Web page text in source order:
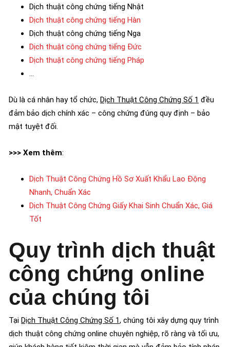
Dịch thuật công chứng tiếng Nhật
Dịch thuật công chứng tiếng Hàn
Dịch thuật công chứng tiếng Nga
Dịch thuật công chứng tiếng Đức
Dịch thuật công chứng tiếng Pháp
…
Dù là cá nhân hay tổ chức, Dịch Thuật Công Chứng Số 1 đều
đảm bảo dịch chính xác – công chứng đúng quy định – bảo
mật tuyệt đối.
>>> Xem thêm:
Dịch Thuật Công Chứng Hồ Sơ Xuất Khẩu Lao Động
Nhanh, Chuẩn Xác
Dịch Thuật Công Chứng Giấy Khai Sinh Chuẩn Xác, Giá
Tốt
Quy trình dịch thuật
công chứng online
của chúng tôi
Tại Dịch Thuật Công Chứng Số 1, chúng tôi xây dựng quy trình
dịch thuật công chứng online chuyên nghiệp, rõ ràng và tối ưu,